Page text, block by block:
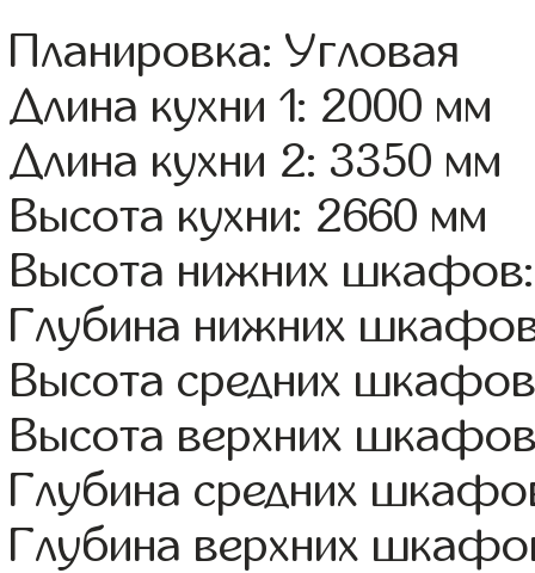
Планировка: Угловая
Длина кухни 1: 2000 мм
Длина кухни 2: 3350 мм
Высота кухни: 2660 мм
Высота нижних
Глубина нижних
Высота средних
Высота верхних
Глубина средних
Глубина верхних